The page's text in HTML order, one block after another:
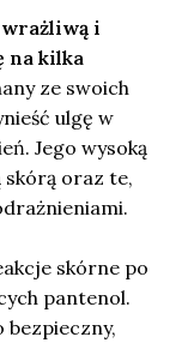
i
na kilka
ze swoich
ulgę w
Jego wysoką
oraz te,
skórne po
pantenol.
bezpieczny,